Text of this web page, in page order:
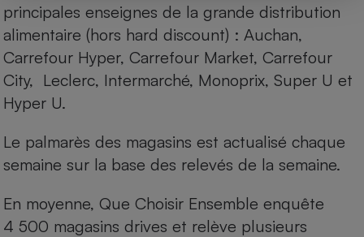
principales enseignes de la grande distribution
alimentaire (hors hard discount) : Auchan,
Carrefour Hyper, Carrefour Market, Carrefour
City, Leclerc, Intermarché, Monoprix, Super U et
Hyper U.
Le palmarès des magasins est actualisé chaque
semaine sur la base des relevés de la semaine.
En moyenne, Que Choisir Ensemble enquête
4 500 magasins drives et relève plusieurs